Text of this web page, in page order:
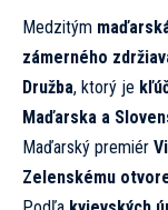
Medzitým
zámerného
Družba, ktorý je
Maďarska a
Maďarský premiér
Zelenskému